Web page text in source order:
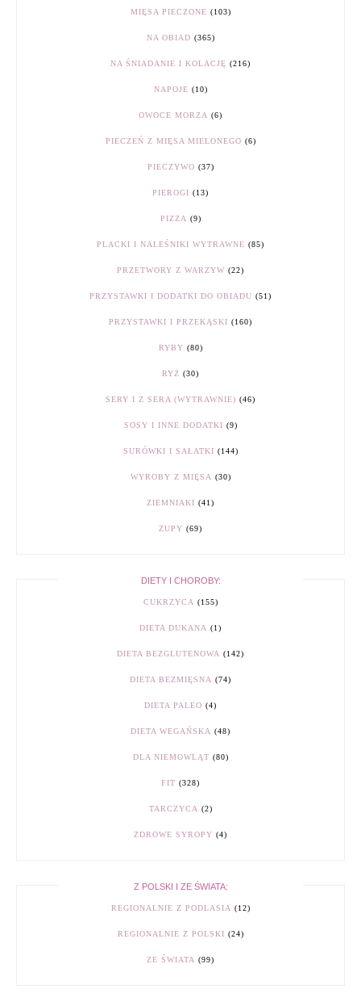
MIĘSA PIECZONE (103)
NA OBIAD (365)
NA ŚNIADANIE I KOLACJĘ (216)
NAPOJE (10)
OWOCE MORZA (6)
PIECZEŃ Z MIĘSA MIELONEGO (6)
PIECZYWO (37)
PIEROGI (13)
PIZZA (9)
PLACKI I NALEŚNIKI WYTRAWNE (85)
PRZETWORY Z WARZYW (22)
PRZYSTAWKI I DODATKI DO OBIADU (51)
PRZYSTAWKI I PRZEKĄSKI (160)
RYBY (80)
RYŻ (30)
SERY I Z SERA (WYTRAWNIE) (46)
SOSY I INNE DODATKI (9)
SURÓWKI I SAŁATKI (144)
WYROBY Z MIĘSA (30)
ZIEMNIAKI (41)
ZUPY (69)
DIETY I CHOROBY:
CUKRZYCA (155)
DIETA DUKANA (1)
DIETA BEZGLUTENOWA (142)
DIETA BEZMIĘSNA (74)
DIETA PALEO (4)
DIETA WEGAŃSKA (48)
DLA NIEMOWLĄT (80)
FIT (328)
TARCZYCA (2)
ZDROWE SYROPY (4)
Z POLSKI I ZE ŚWIATA:
REGIONALNIE Z PODLASIA (12)
REGIONALNIE Z POLSKI (24)
ZE ŚWIATA (99)